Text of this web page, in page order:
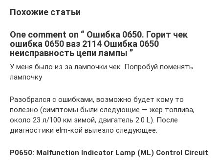
Похожие статьи
One comment on “ Ошибка 0650. Горит чек
ошибка 0650 ваз 2114 Ошибка 0650
неисправность цепи лампы ”
У меня было из за лампочки чек. Попробуй поменять
лампочку
Разобрался с ошибками, возможно будет кому то
полезно (симптомы были следующие — жер топлива,
около 23 л/100 км зимой, двигатель 2.0 L). После
диагностики elm-кой вылезло следующее:
P0650: Malfunction Indicator Lamp (ML) Control Circuit